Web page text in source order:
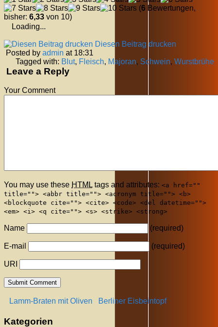
(6 Bewertungen,
bisher: 6,33 von 10)
Loading...
Diesen Beitrag drucken
Posted by admin at 18:31
Tagged with: Blut, Fleisch, Majoran, Schwein, Wurstbrühe
Leave a Reply
Your Comment
You may use these HTML tags and attributes: <a href=""
title=""> <abbr title=""> <acronym title=""> <b>
<blockquote cite=""> <cite> <code> <del datetime="">
<em> <i> <q cite=""> <s> <strike> <strong>
Name (required)
E-mail (required)
URI
Lamm-Braten mit Oliven Berliner Eisbeintopf
Kategorien